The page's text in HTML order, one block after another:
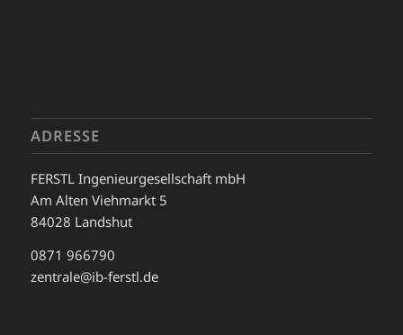
ADRESSE
FERSTL Ingenieurgesellschaft mbH
Am Alten Viehmarkt 5
84028 Landshut
0871 966790
zentrale@ib-ferstl.de